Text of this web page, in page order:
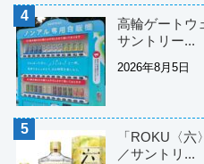
高輪ゲートウ
サントリー...
2026年8月5日
「ROKU〈
／サントリ...